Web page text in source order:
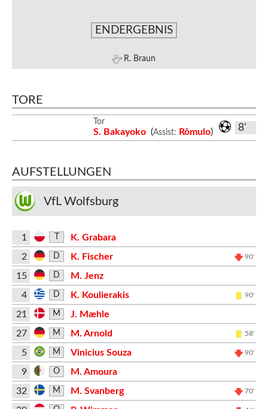
ENDERGEBNIS
R. Braun
TORE
8'
Tor
S. Bakayoko (Assist: Rômulo)
AUFSTELLUNGEN
VfL Wolfsburg
1
K. Grabara
2
D K. Fischer 90'
15 D
M. Jenz
4
D K. Koulierakis 90'
21 M
J. Mæhle
27
M M. Arnold 58'
5 M Vinicius Souza 90'
9 O
M. Amoura
32
M M. Svanberg 70'